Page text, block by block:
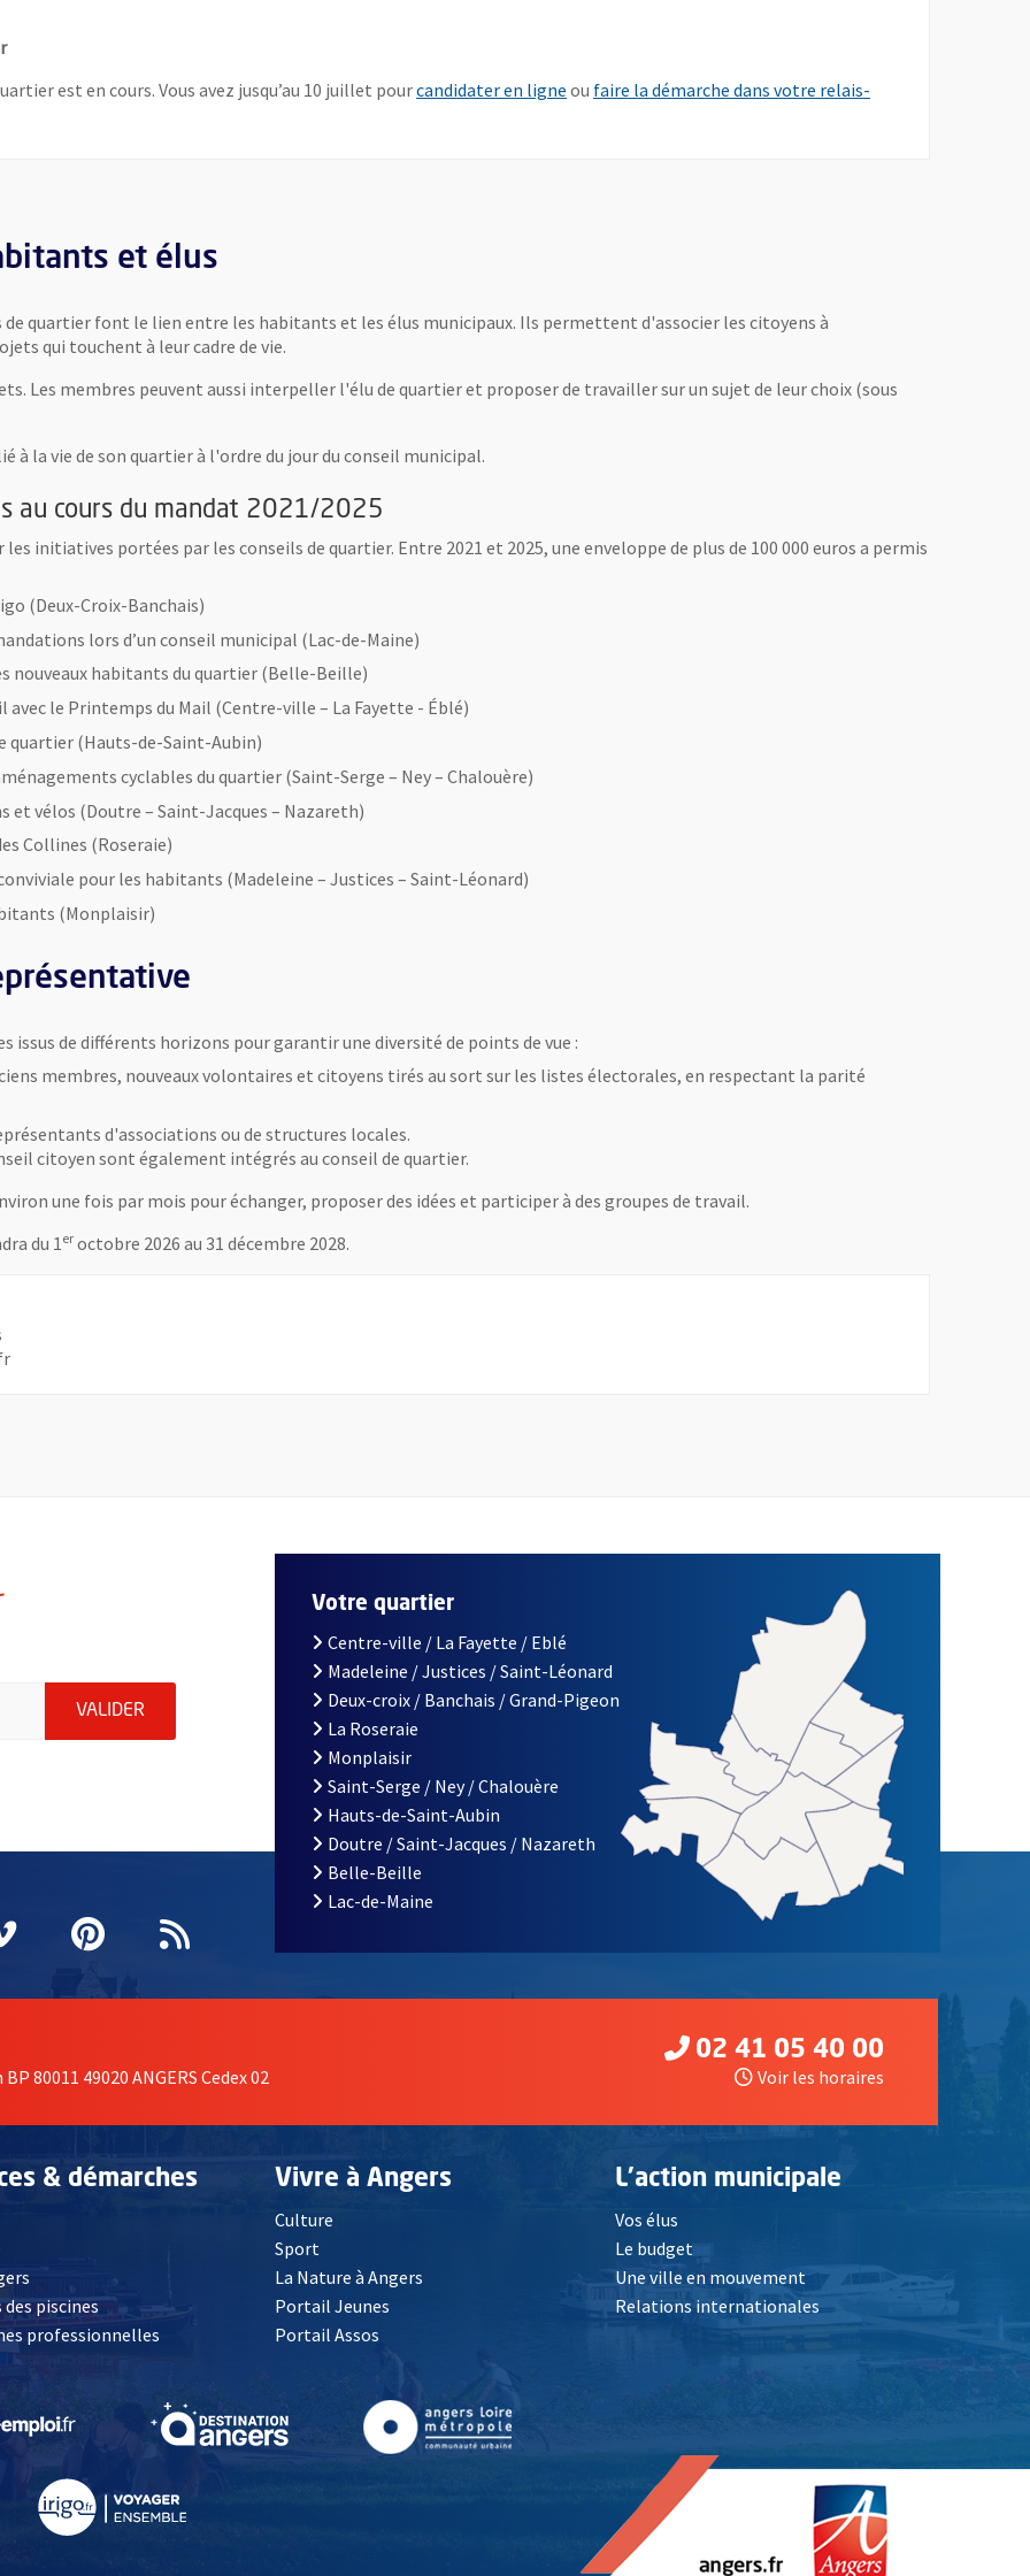
est en cours. Vous avez jusqu’au 10 juillet pourcandidater en ligne , Ouvre une nouvelle fenêtre
ou faire la démarche dans votre relais-
et élus
quartier font le lien entre les habitants et les élus municipaux. Ils permettent d'associer les citoyens à
qui touchent à leur cadre de vie.
Les membres peuvent aussi interpeller l'élu de quartier et proposer de travailler sur un sujet de leur choix (sous
à la vie de son quartier à l'ordre du jour du conseil municipal.
au cours du mandat 2021/2025
initiatives portées par les conseils de quartier. Entre 2021 et 2025, une enveloppe de plus de 100 000 euros a permis
(Deux-Croix-Banchais)
lors d’un conseil municipal (Lac-de-Maine)
nouveaux habitants du quartier (Belle-Beille)
avec le Printemps du Mail (Centre-ville – La Fayette - Éblé)
quartier (Hauts-de-Saint-Aubin)
cyclables du quartier (Saint-Serge – Ney – Chalouère)
et vélos (Doutre – Saint-Jacques – Nazareth)
Collines (Roseraie)
pour les habitants (Madeleine – Justices – Saint-Léonard)
(Monplaisir)
issus de différents horizons pour garantir une diversité de points de vue :
membres, nouveaux volontaires et citoyens tirés au sort sur les listes électorales, en respectant la parité
d'associations ou de structures locales.
citoyen sont également intégrés au conseil de quartier.
une fois par mois pour échanger, proposer des idées et participer à des groupes de travail.
du 1 er octobre 2026 au 31 décembre 2028.
indiquez votre email (champ obligatoire)
VALIDER ENVOYER MA DEMANDE D'INSCRIPTION À LA LETTRE D'INFORMATION DE LA VILLE D'ANGERS
fenêtrefenêtre
une nouvelle fenêtre
Vimeo
, Ouvre une nouvelle fenêtre
Pinterest
, Ouvre une nouvelle fenêtre
Flux RSS
Votre quartier
Centre-ville / La Fayette / Eblé
Madeleine / Justices / Saint-Léonard
Deux-croix / Banchais / Grand-Pigeon
La Roseraie
Monplaisir
Saint-Serge / Ney / Chalouère
Hauts-de-Saint-Aubin
Doutre / Saint-Jacques / Nazareth
Belle-Beille
Lac-de-Maine
80011 49020 ANGERS Cedex 02
02 41 05 40 00
Voir les horaires
& démarches
, Ouvre une nouvelle fenêtre
piscines
professionnelles
Vivre à Angers
Culture
Sport
La Nature à Angers
Portail Jeunes
Portail Assos
L'action municipale
Vos élus
Le budget
Une ville en mouvement
Relations internationales
fenêtre , Ouvre une nouvelle fenêtre , Ouvre une nouvelle fenêtre, Ouvre une nouvelle fenêtre